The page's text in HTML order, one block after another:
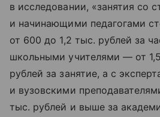
в исследовании, «занятия со
и начинающими педагогами
от 600 до 1,2 тыс. рублей за
школьными учителями — от
рублей за занятие, а с
и вузовскими
тыс. рублей и выше за